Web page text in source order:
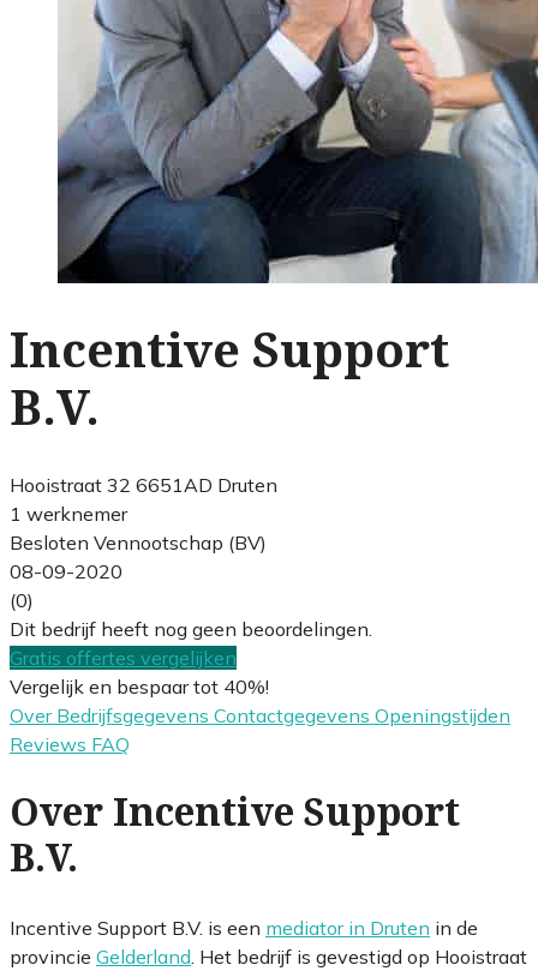
Incentive Support
B.V.
Hooistraat 32 6651AD Druten
1 werknemer
Besloten Vennootschap (BV)
08-09-2020
(0)
Dit bedrijf heeft nog geen beoordelingen.
Gratis offertes vergelijken
Vergelijk en bespaar tot 40%!
Over Bedrijfsgegevens Contactgegevens Openingstijden
Reviews FAQ
Over Incentive Support
B.V.
Incentive Support B.V. is een mediator in Druten in de
provincie Gelderland . Het bedrijf is gevestigd op Hooistraat